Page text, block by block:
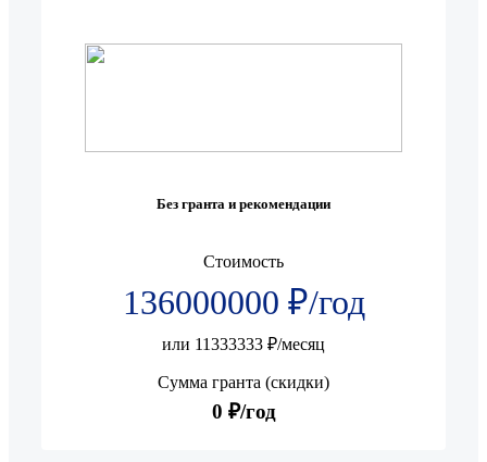
Без гранта и рекомендации
Стоимость
136000000 ₽/год
или 11333333 ₽/месяц
Сумма гранта (скидки)
0 ₽/год